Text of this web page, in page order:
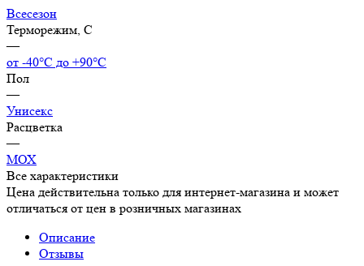
Всесезон
Терморежим, C
—
от -40°С до +90°С
Пол
—
Унисекс
Расцветка
—
МОХ
Все характеристики
Цена действительна только для интернет-магазина и может
отличаться от цен в розничных магазинах
Описание
Отзывы